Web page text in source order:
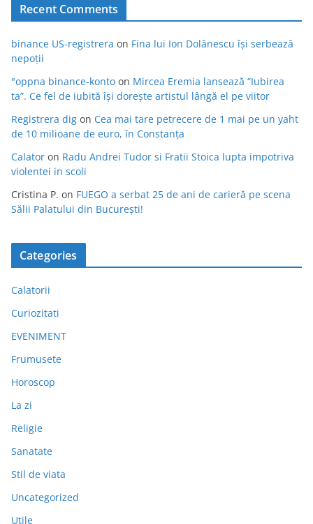
Recent Comments
binance US-registrera on Fina lui Ion Dolănescu își serbează
nepoții
"oppna binance-konto on Mircea Eremia lansează “Iubirea
ta”. Ce fel de iubită își dorește artistul lângă el pe viitor
Registrera dig on Cea mai tare petrecere de 1 mai pe un yaht
de 10 milioane de euro, în Constanța
Calator on Radu Andrei Tudor si Fratii Stoica lupta impotriva
violentei in scoli
Cristina P. on FUEGO a serbat 25 de ani de carieră pe scena
Sălii Palatului din București!
Categories
Calatorii
Curiozitati
EVENIMENT
Frumusete
Horoscop
La zi
Religie
Sanatate
Stil de viata
Uncategorized
Utile